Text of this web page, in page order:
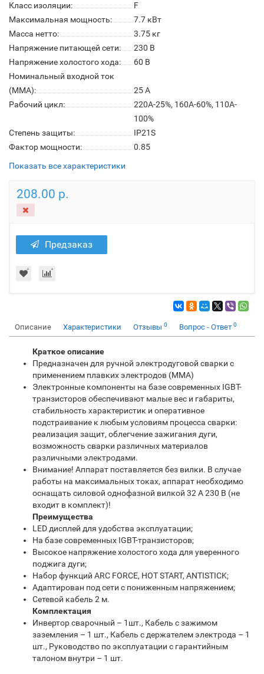
Класс изоляции:
F
Максимальная мощность:
7.7 кВт
Масса нетто:
3.75 кг
Напряжение питающей сети:
230 В
Напряжение холостого хода:
60 В
Номинальный входной ток
(MMA):
25 А
Рабочий цикл:
220A-25%, 160A-60%, 110A-
100%
Степень защиты:
IP21S
Фактор мощности:
0.85
Показать все характеристики
208.00 р.
Предзаказ
Описание Характеристики Отзывы 0 Вопрос - Ответ 0
Краткое описание
Предназначен для ручной электродуговой сварки с
применением плавких электродов (ММА)
Электронные компоненты на базе современных IGBT-
транзисторов обеспечивают малые вес и габариты,
стабильность характеристик и оперативное
подстраивание к любым условиям процесса сварки:
реализация защит, облегчение зажигания дуги,
возможность сварки различных материалов
различными электродами.
Внимание! Аппарат поставляется без вилки. В случае
работы на максимальных токах, аппарат необходимо
оснащать силовой однофазной вилкой 32 А 230 В (не
входит в комплект)!
Преимущества
LED дисплей для удобства эксплуатации;
На базе современных IGBT-транзисторов;
Высокое напряжение холостого хода для уверенного
поджига дуги;
Набор функций ARC FORCE, HOT START, ANTISTICK;
Адаптирован под сети с пониженным напряжением;
Сетевой кабель 2 м.
Комплектация
Инвертор сварочный – 1шт., Кабель с зажимом
заземления – 1 шт., Кабель с держателем электрода – 1
шт., Руководство по эксплуатации с гарантийным
талоном внутри – 1 шт.